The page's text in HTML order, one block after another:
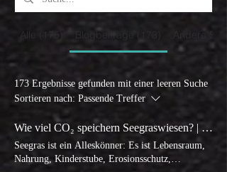
Alle (175) Blogbeiträge (173) Andere
173 Ergebnisse gefunden mit einer leeren Suche
Sortieren nach: Passende Treffer
Wie viel CO₂ speichern Seegraswiesen? | Klima
Seegras ist ein Alleskönner: Es ist Lebensraum,
Nahrung, Kinderstube, Erosionsschutz,